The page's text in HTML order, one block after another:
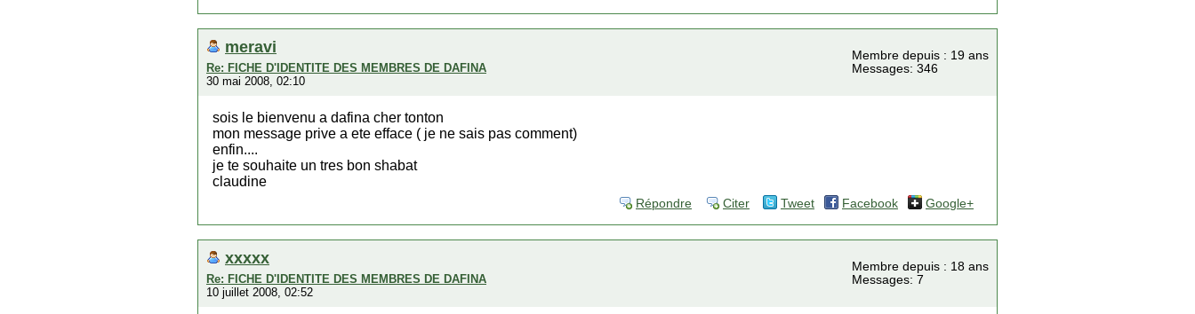
meravi
Re: FICHE D'IDENTITE DES MEMBRES DE DAFINA
30 mai 2008, 02:10
Membre depuis : 19 ans
Messages: 346
sois le bienvenu a dafina cher tonton
mon message prive a ete efface ( je ne sais pas comment)
enfin....
je te souhaite un tres bon shabat
claudine
Répondre Citer Tweet Facebook Google+
xxxxx
Re: FICHE D'IDENTITE DES MEMBRES DE DAFINA
10 juillet 2008, 02:52
Membre depuis : 18 ans
Messages: 7